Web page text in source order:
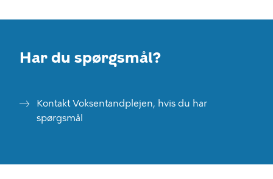
Har du spørgsmål?
Kontakt Voksentandplejen, hvis du har
spørgsmål